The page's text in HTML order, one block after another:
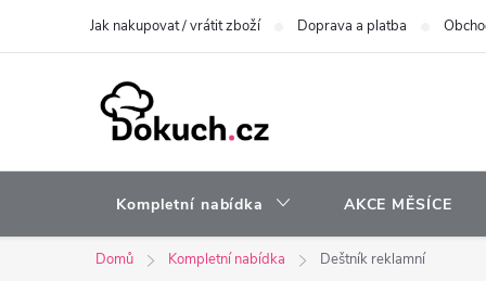
Jak nakupovat / vrátit zboží Doprava a platba
Kompletní nabídka AKCE MĚSÍCE
Domů Kompletní nabídka Deštník reklamní